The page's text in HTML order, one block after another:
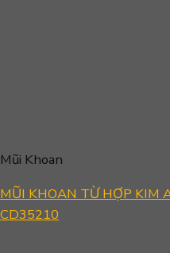
Mũi Khoan
MŨI KHOAN TỪ HỢP KIM
CD35210